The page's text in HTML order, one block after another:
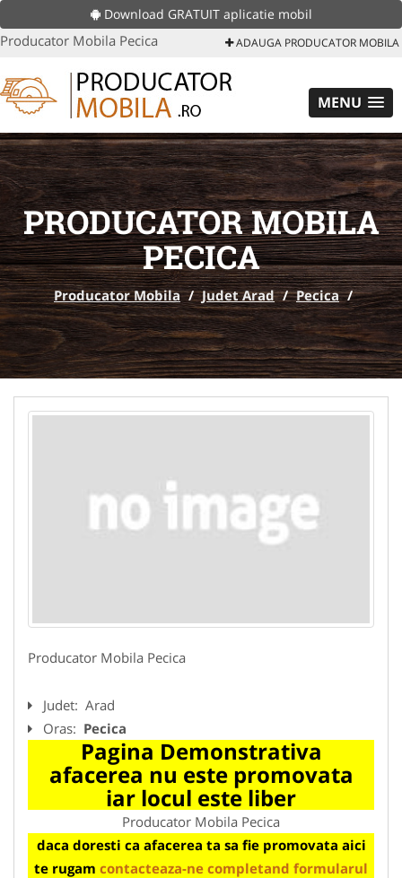
Download GRATUIT aplicatie mobil
Producator Mobila Pecica ADAUGA PRODUCATOR MOBILA
MENU
PRODUCATOR MOBILA
PECICA
Producator Mobila / Judet Arad / Pecica /
Producator Mobila Pecica
Judet: Arad
Oras: Pecica
Pagina Demonstrativa
afacerea nu este promovata
iar locul este liber
Producator Mobila Pecica
daca doresti ca afacerea ta sa fie promovata aici
te rugam contacteaza-ne completand formularul